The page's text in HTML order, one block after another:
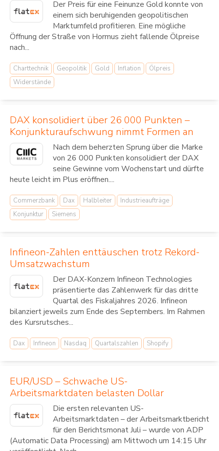
Der Preis für eine Feinunze Gold konnte von
einem sich beruhigenden geopolitischen
Marktumfeld profitieren. Eine mögliche
Öffnung der Straße von Hormus zieht fallende Ölpreise
nach...
Charttechnik Geopolitik Gold Inflation
Ölpreis
Widerstände
DAX konsolidiert über 26 000 Punkten –
Konjunkturaufschwung nimmt Formen an
Nach dem beherzten Sprung über die Marke
von 26 000 Punkten konsolidiert der DAX
seine Gewinne vom Wochenstart und dürfte
heute leicht im Plus eröffnen....
Commerzbank Dax Halbleiter
Industrieaufträge
Konjunktur
Siemens
Infineon-Zahlen enttäuschen trotz Rekord-
Umsatzwachstum
Der DAX-Konzern Infineon Technologies
präsentierte das Zahlenwerk für das dritte
Quartal des Fiskaljahres 2026. Infineon
bilanziert jeweils zum Ende des Septembers. Im Rahmen
des Kursrutsches...
Dax Infineon Nasdaq Quartalszahlen Shopify
EUR/USD – Schwache US-
Arbeitsmarktdaten belasten Dollar
Die ersten relevanten US-
Arbeitsmarktdaten – der Arbeitsmarktbericht
für den Berichtsmonat Juli – wurde von ADP
(Automatic Data Processing) am Mittwoch um 14:15 Uhr